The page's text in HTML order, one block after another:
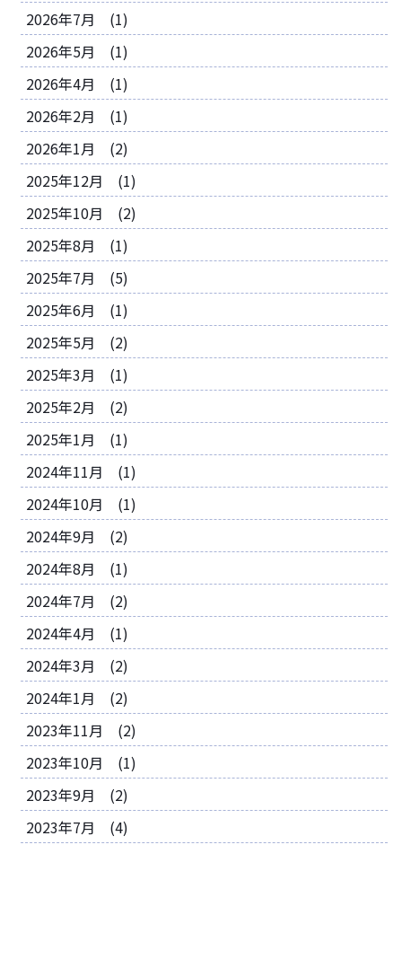
2026年7月 (1)
2026年5月 (1)
2026年4月 (1)
2026年2月 (1)
2026年1月 (2)
2025年12月 (1)
2025年10月 (2)
2025年8月 (1)
2025年7月 (5)
2025年6月 (1)
2025年5月 (2)
2025年3月 (1)
2025年2月 (2)
2025年1月 (1)
2024年11月 (1)
2024年10月 (1)
2024年9月 (2)
2024年8月 (1)
2024年7月 (2)
2024年4月 (1)
2024年3月 (2)
2024年1月 (2)
2023年11月 (2)
2023年10月 (1)
2023年9月 (2)
2023年7月 (4)